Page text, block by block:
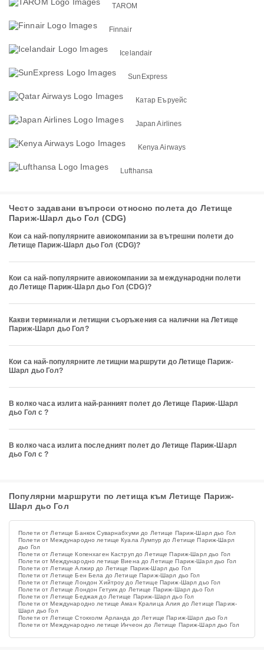
TAROM
Finnair
Icelandair
SunExpress
Катар Еъруейс
Japan Airlines
Kenya Airways
Lufthansa
Често задавани въпроси относно полета до Летище
Париж-Шарл дьо Гол (CDG)
Кои са най-популярните авиокомпании за вътрешни полети до
Летище Париж-Шарл дьо Гол (CDG)?
Кои са най-популярните авиокомпании за международни полети
до Летище Париж-Шарл дьо Гол (CDG)?
Какви терминали и летищни съоръжения са налични на Летище
Париж-Шарл дьо Гол?
Кои са най-популярните летищни маршрути до Летище Париж-
Шарл дьо Гол?
В колко часа излита най-ранният полет до Летище Париж-Шарл
дьо Гол с ?
В колко часа излита последният полет до Летище Париж-Шарл
дьо Гол с ?
Популярни маршрути по летища към Летище Париж-
Шарл дьо Гол
Полети от Летище Банкок Суварнабхуми до Летище Париж-Шарл дьо Гол
Полети от Международно летище Куала Лумпур до Летище Париж-Шарл
дьо Гол
Полети от Летище Копенхаген Каструп до Летище Париж-Шарл дьо Гол
Полети от Международно летище Виена до Летище Париж-Шарл дьо Гол
Полети от Летище Алжир до Летище Париж-Шарл дьо Гол
Полети от Летище Бен Бела до Летище Париж-Шарл дьо Гол
Полети от Летище Лондон Хийтроу до Летище Париж-Шарл дьо Гол
Полети от Летище Лондон Гетуик до Летище Париж-Шарл дьо Гол
Полети от Летище Беджая до Летище Париж-Шарл дьо Гол
Полети от Международно летище Аман Кралица Алия до Летище Париж-
Шарл дьо Гол
Полети от Летище Стокхолм Арланда до Летище Париж-Шарл дьо Гол
Полети от Международно летище Инчеон до Летище Париж-Шарл дьо Гол